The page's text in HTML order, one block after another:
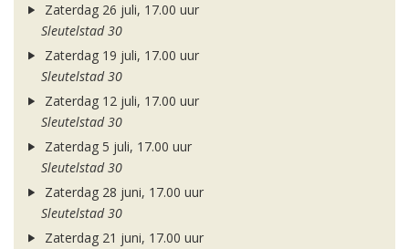
Zaterdag 26 juli, 17.00 uur
Sleutelstad 30
Zaterdag 19 juli, 17.00 uur
Sleutelstad 30
Zaterdag 12 juli, 17.00 uur
Sleutelstad 30
Zaterdag 5 juli, 17.00 uur
Sleutelstad 30
Zaterdag 28 juni, 17.00 uur
Sleutelstad 30
Zaterdag 21 juni, 17.00 uur